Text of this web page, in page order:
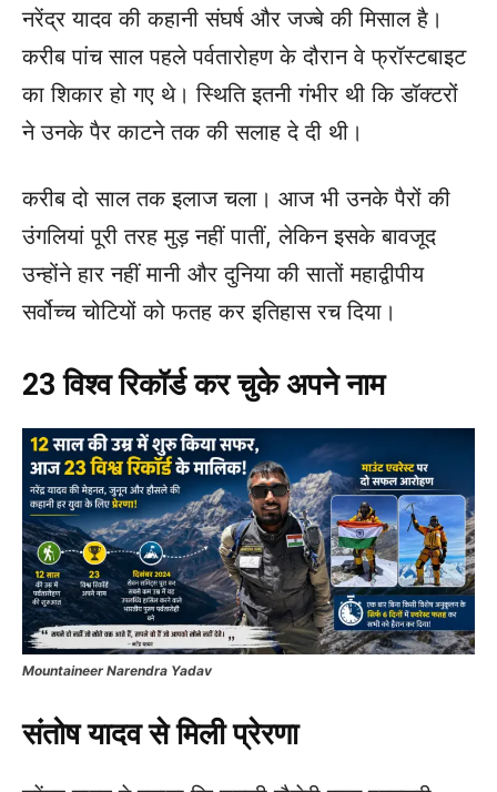
नरेंद्र यादव की कहानी संघर्ष और जज्बे की मिसाल है।
करीब पांच साल पहले पर्वतारोहण के दौरान वे फ्रॉस्टबाइट
का शिकार हो गए थे। स्थिति इतनी गंभीर थी कि डॉक्टरों
ने उनके पैर काटने तक की सलाह दे दी थी।
करीब दो साल तक इलाज चला। आज भी उनके पैरों की
उंगलियां पूरी तरह मुड़ नहीं पातीं, लेकिन इसके बावजूद
उन्होंने हार नहीं मानी और दुनिया की सातों महाद्वीपीय
सर्वोच्च चोटियों को फतह कर इतिहास रच दिया।
23 विश्व रिकॉर्ड कर चुके अपने नाम
Mountaineer Narendra Yadav
संतोष यादव से मिली प्रेरणा